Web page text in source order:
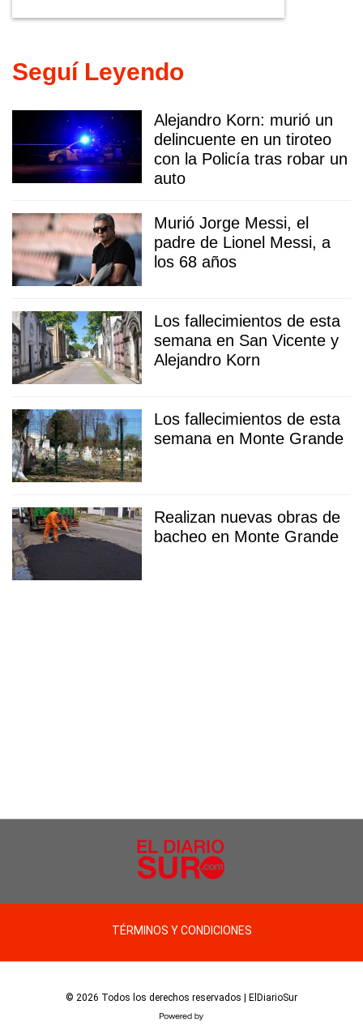
Seguí Leyendo
Alejandro Korn: murió un
delincuente en un tiroteo
con la Policía tras robar un
auto
Murió Jorge Messi, el
padre de Lionel Messi, a
los 68 años
Los fallecimientos de esta
semana en San Vicente y
Alejandro Korn
Los fallecimientos de esta
semana en Monte Grande
Realizan nuevas obras de
bacheo en Monte Grande
TÉRMINOS Y CONDICIONES
© 2026 Todos los derechos reservados | ElDiarioSur